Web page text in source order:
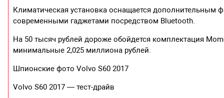
Климатическая установка оснащается дополнительным
современными гаджетами посредством Bluetooth.
На 50 тысяч рублей дороже обойдется комплектация
минимальные 2,025 миллиона рублей.
Шпионские фото Volvo S60 2017
Volvo S60 2017 — тест-драйв